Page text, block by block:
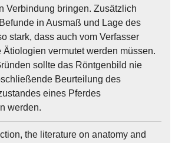
Verbindung bringen. Zusätzlich
in Ausmaß und Lage des
stark, dass auch vom Verfasser
Ätiologien vermutet werden müssen.
sollte das Röntgenbild nie
Beurteilung des
eines Pferdes
werden.
the literature on anatomy and